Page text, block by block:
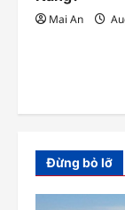
n Mai An
Đừng bỏ lỡ